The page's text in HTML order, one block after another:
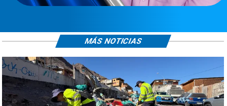
MÁS NOTICIAS